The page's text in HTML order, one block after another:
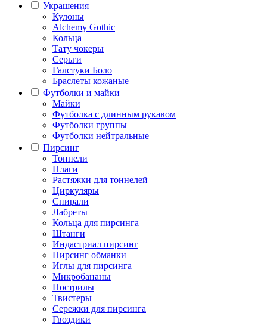
Украшения
Кулоны
Alchemy Gothic
Кольца
Тату чокеры
Серьги
Галстуки Боло
Браслеты кожаные
Футболки и майки
Майки
Футболка с длинным рукавом
Футболки группы
Футболки нейтральные
Пирсинг
Тоннели
Плаги
Растяжки для тоннелей
Циркуляры
Спирали
Лабреты
Кольца для пирсинга
Штанги
Индастриал пирсинг
Пирсинг обманки
Иглы для пирсинга
Микробананы
Нострилы
Твистеры
Сережки для пирсинга
Гвоздики